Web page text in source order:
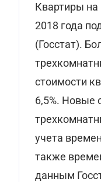
Квартиры на
2018 года
(Госстат).
стоимости
6,5%. Новые
учета
также
данным